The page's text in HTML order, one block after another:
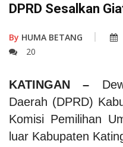
DPRD Sesalkan
By HUMA BETANG
20
KATINGAN –
Daerah (DPRD)
Komisi Pemilihan
luar Kabupaten